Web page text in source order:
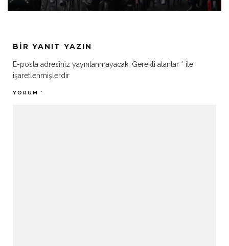
BIR YANIT YAZIN
E-posta adresiniz yayınlanmayacak. Gerekli alanlar * ile
işaretlenmişlerdir
YORUM *